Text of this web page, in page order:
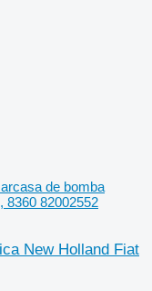
de bomba
8360 82002552
New Holland Fiat